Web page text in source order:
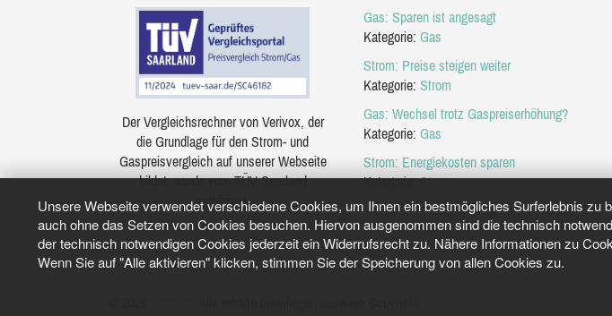
Unsere Webseite verwendet verschiedene Cookies, um Ihnen ein bestmögliches Surferlebnis zu
auch ohne das Setzen von Cookies besuchen. Hiervon ausgenommen sind die technisch
der technisch notwendigen Cookies jederzeit ein Widerrufsrecht zu. Nähere Informationen zu
Wenn Sie auf "Alle aktivieren" klicken, stimmen Sie der Speicherung von allen Cookies zu.
Der Vergleichsrechner von Verivox, der
die Grundlage für den Strom- und
Gaspreisvergleich auf unserer Webseite
bildet, wurde vom TÜV Saarland
zertifiziert.
Gas: Sparen ist angesagt
Kategorie: Gas
Strom: Preise steigen weiter
Kategorie: Strom
Gas: Wechsel trotz Gaspreiserhöhung?
Kategorie: Gas
Strom: Energiekosten sparen
Kategorie:Strom